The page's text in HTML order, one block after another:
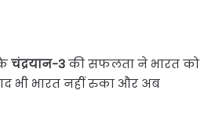
चंद्रयान-3की सफलता ने भारत को
भी भारत नहीं रुका और अब